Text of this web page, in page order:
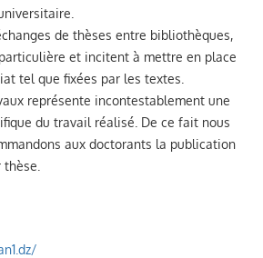
de thèses entre bibliothèques,
et incitent à mettre en place
tel que fixées par les textes.
représente incontestablement une
du travail réalisé. De ce fait nous
aux doctorants la publication